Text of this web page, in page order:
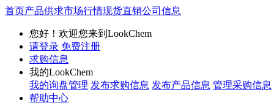
首页产品供求市场行情现货直销公司信息
您好！欢迎您来到LookChem
请登录 免费注册
求购信息
我的LookChem
我的询盘管理 发布求购信息 发布产品信息 管理采购信息
帮助中心